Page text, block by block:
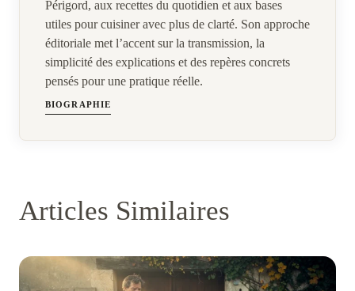
Périgord, aux recettes du quotidien et aux bases
utiles pour cuisiner avec plus de clarté. Son approche
éditoriale met l’accent sur la transmission, la
simplicité des explications et des repères concrets
pensés pour une pratique réelle.
BIOGRAPHIE
Articles Similaires